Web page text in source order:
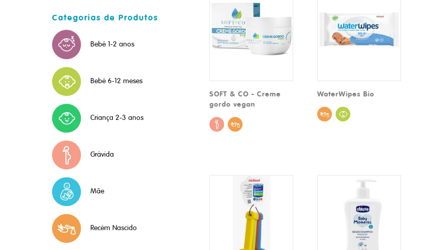
Categorias de Produtos
Bebé 1-2 anos
Bebé 6-12 meses
Criança 2-3 anos
Grávida
Mãe
Recém Nascido
SOFT & CO - Creme
gordo vegan
WaterWipes Bio